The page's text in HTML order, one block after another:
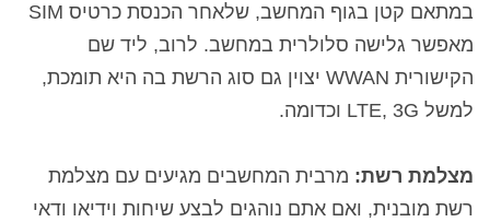
במתאם קטן בגוף המחשב, שלאחר הכנסת כרטיס SIM
מאפשר גלישה סלולרית במחשב. לרוב, ליד שם
הקישורית WWAN יצוין גם סוג הרשת בה היא תומכת,
למשל
, 3G וכדומה.
מצלמת רשת: מרבית המחשבים מגיעים עם מצלמת
רשת מובנית, ואם אתם נוהגים לבצע שיחות וידיאו ודאי